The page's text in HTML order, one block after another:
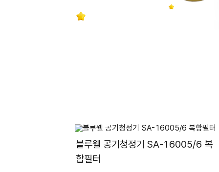
블루웰 공기청정기 SA-16005/6 복
합필터